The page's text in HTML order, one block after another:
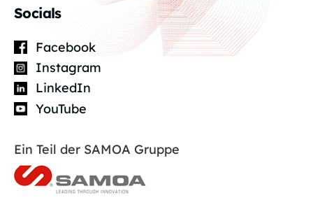
Socials
Facebook
Instagram
LinkedIn
YouTube
Ein Teil der SAMOA Gruppe